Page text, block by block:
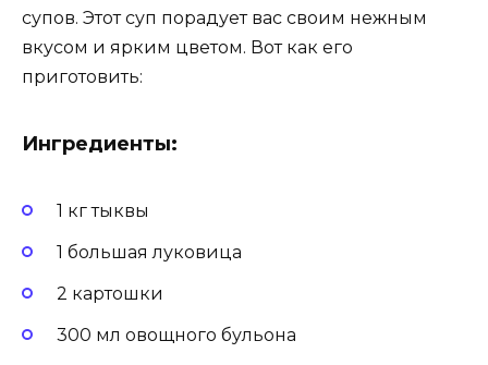
супов. Этот суп порадует вас своим нежным
вкусом и ярким цветом. Вот как его
приготовить:
Ингредиенты:
1 кг тыквы
1 большая луковица
2 картошки
300 мл овощного бульона